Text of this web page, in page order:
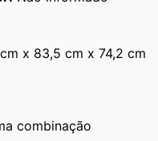
x 83,5 cm x 74,2 cm
combinação